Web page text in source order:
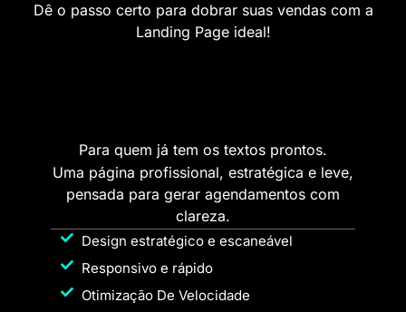
Dê o passo certo para dobrar suas vendas com a
Landing Page ideal!
Para quem já tem os textos prontos.
Uma página profissional, estratégica e leve,
pensada para gerar agendamentos com
clareza.
Design estratégico e escaneável
Responsivo e rápido
Otimização De Velocidade